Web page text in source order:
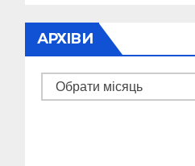
АРХІВИ
Архіви